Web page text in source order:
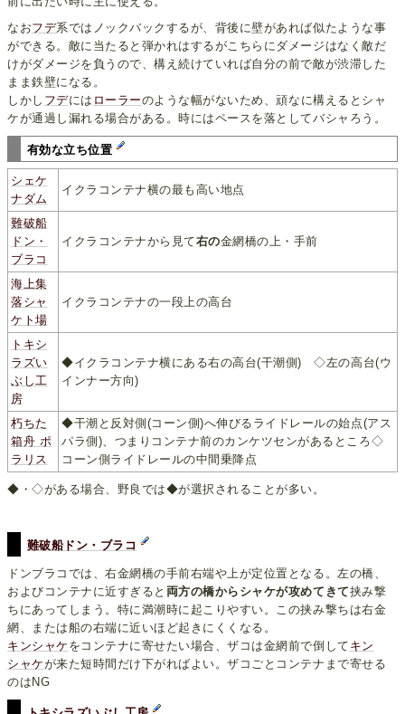
なおフデ系ではノックバックするが、背後に壁があれば似たような事
ができる。敵に当たると弾かれはするがこちらにダメージはなく敵だ
けがダメージを負うので、構え続けていれば自分の前で敵が渋滞した
まま鉄壁になる。
しかし フデには ローラーのような幅がないため、頑なに構えるとシャ
ケが通過し漏れる場合がある。時にはペースを落としてバシャろう。
有効な立ち位置
シェケ
ナダム
イクラコンテナ横の最も高い地点
難破船
ドン・
ブラコ
イクラコンテナから見て右の金網橋の上・手前
海上集
落シャ
ケト場
イクラコンテナの一段上の高台
トキシ
ラズい
ぶし工
房
◆イクラコンテナ横にある右の高台(干潮側) ◇左の高台(ウ
インナー方向)
朽ちた
箱舟 ポ
ラリス
◆干潮と反対側(コーン側)へ伸びるライドレールの始点(アス
パラ側)、つまりコンテナ前のカンケツセンがあるところ◇
コーン側ライドレールの中間乗降点
◆・◇がある場合、野良では◆が選択されることが多い。
難破船ドン・ブラコ
ドンブラコでは、右金網橋の手前右端や上が定位置となる。左の橋、
およびコンテナに近すぎると 両方の橋からシャケが攻めてきて挟み撃
ちにあってしまう。特に満潮時に起こりやすい。この挟み撃ちは右金
網、または船の右端に近いほど起きにくくなる。
キンシャケ をコンテナに寄せたい場合、ザコは金網前で倒して キン
シャケが来た短時間だけ下がればよい。ザコごとコンテナまで寄せる
のはNG